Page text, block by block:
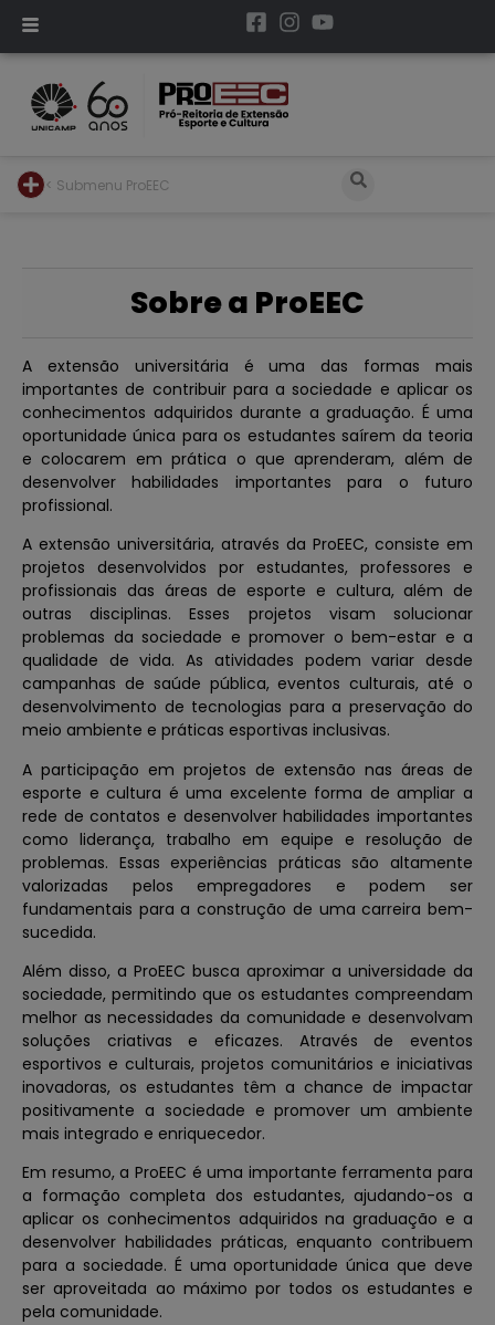
< Submenu ProEEC
Sobre a ProEEC
A extensão universitária é uma das formas mais
importantes de contribuir para a sociedade e aplicar os
conhecimentos adquiridos durante a graduação. É uma
oportunidade única para os estudantes saírem da teoria
e colocarem em prática o que aprenderam, além de
desenvolver habilidades importantes para o futuro
profissional.
A extensão universitária, através da ProEEC, consiste em
projetos desenvolvidos por estudantes, professores e
profissionais das áreas de esporte e cultura, além de
outras disciplinas. Esses projetos visam solucionar
problemas da sociedade e promover o bem-estar e a
qualidade de vida. As atividades podem variar desde
campanhas de saúde pública, eventos culturais, até o
desenvolvimento de tecnologias para a preservação do
meio ambiente e práticas esportivas inclusivas.
A participação em projetos de extensão nas áreas de
esporte e cultura é uma excelente forma de ampliar a
rede de contatos e desenvolver habilidades importantes
como liderança, trabalho em equipe e resolução de
problemas. Essas experiências práticas são altamente
valorizadas pelos empregadores e podem ser
fundamentais para a construção de uma carreira bem-
sucedida.
Além disso, a ProEEC busca aproximar a universidade da
sociedade, permitindo que os estudantes compreendam
melhor as necessidades da comunidade e desenvolvam
soluções criativas e eficazes. Através de eventos
esportivos e culturais, projetos comunitários e iniciativas
inovadoras, os estudantes têm a chance de impactar
positivamente a sociedade e promover um ambiente
mais integrado e enriquecedor.
Em resumo, a ProEEC é uma importante ferramenta para
a formação completa dos estudantes, ajudando-os a
aplicar os conhecimentos adquiridos na graduação e a
desenvolver habilidades práticas, enquanto contribuem
para a sociedade. É uma oportunidade única que deve
ser aproveitada ao máximo por todos os estudantes e
pela comunidade.